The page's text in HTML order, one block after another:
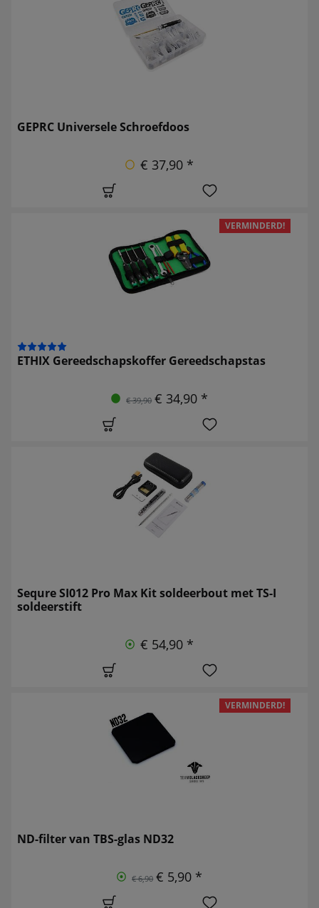
GEPRC Universele Schroefdoos
€ 37,90 *
VERMINDERD!
ETHIX Gereedschapskoffer Gereedschapstas
€ 39,90 € 34,90 *
Sequre SI012 Pro Max Kit soldeerbout met TS-I
soldeerstift
€ 54,90 *
VERMINDERD!
ND-filter van TBS-glas ND32
€ 6,90 € 5,90 *